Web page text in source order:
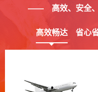
—— 高效、安全
高效畅达 省心